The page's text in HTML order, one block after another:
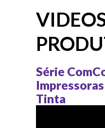
Série
Tinta